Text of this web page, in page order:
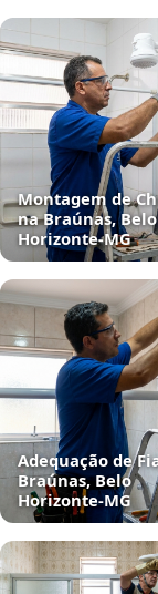
Montagem de
na Braúnas, Belo
Horizonte‑MG
Adequação de
Braúnas, Belo
Horizonte‑MG